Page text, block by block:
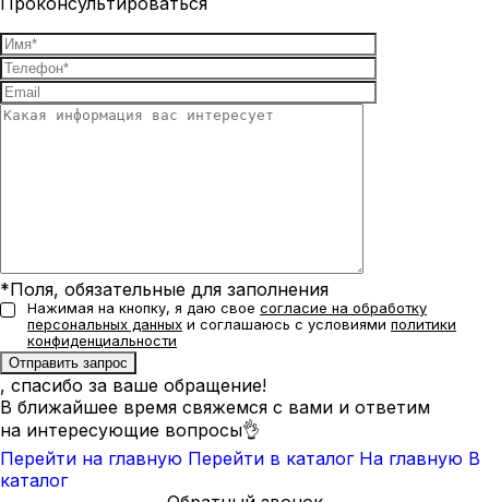
*Поля, обязательные для заполнения
Нажимая на кнопку, я даю свое согласие на обработку
персональных данных и соглашаюсь с условиями политики
конфиденциальности
, спасибо за ваше обращение!
В ближайшее время свяжемся с вами и ответим
на интересующие вопросы👌
Перейти на главную Перейти в каталог На главную В
каталог